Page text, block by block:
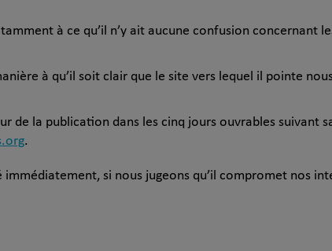
à ce qu’il n’y ait aucune confusion concernant
à qu’il soit clair que le site vers lequel il pointe
de la publication dans les cinq jours ouvrables suivant
.
si nous jugeons qu’il compromet nos